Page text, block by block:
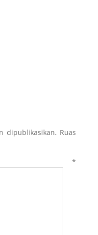
dipublikasikan. Ruas
*